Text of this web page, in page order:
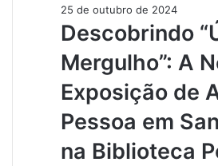
25 de outubro de 2024
Descobrindo
Mergulho”: A
Exposição de
Pessoa em
na Biblioteca